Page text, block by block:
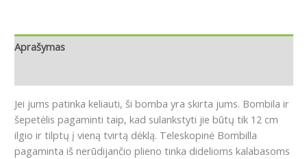
Aprašymas
Jei jums patinka keliauti, ši bomba yra skirta jums. Bombila ir
šepetėlis pagaminti taip, kad sulankstyti jie būtų tik 12 cm
ilgio ir tilptų į vieną tvirtą dėklą. Teleskopinė Bombilla
pagaminta iš nerūdijančio plieno tinka didelioms kalabasoms